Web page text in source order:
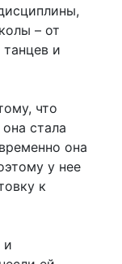
– от
и
что
стала
она
у нее
к
и